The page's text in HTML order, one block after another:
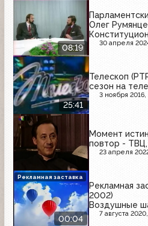
08:19
Олег
30 апреля
25:41
Телескоп
сезон на
3 ноября 2016,
Момент
повтор -
23 апреля
00:04
Рекламная
2002)
Воздушные
7 августа
Рекламная заставка